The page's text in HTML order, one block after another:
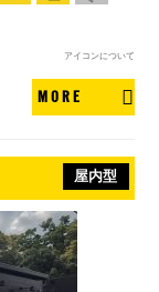
アイコンについて
MORE
屋内型